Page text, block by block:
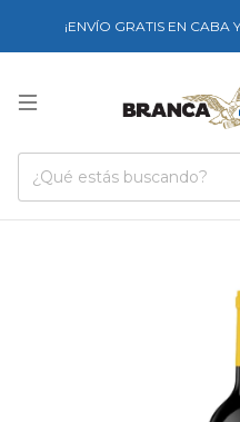
¡ENVÍO GRATIS EN